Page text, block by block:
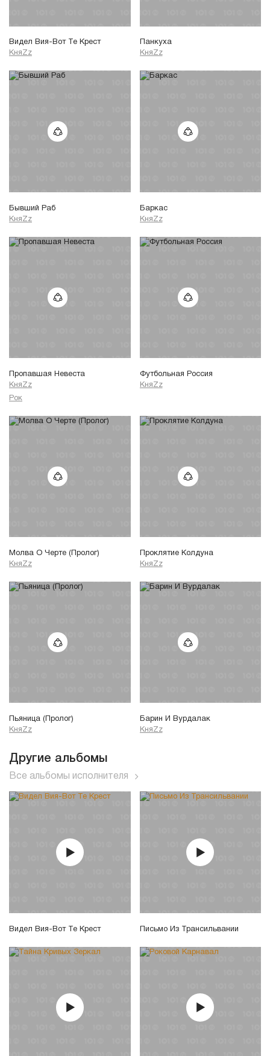
Видел Вия-Вот Те Крест
КняZz
Панкуха
КняZz
Бывший Раб
КняZz
Баркас
КняZz
Пропавшая Невеста
КняZz
Рок
Футбольная Россия
КняZz
Молва О Черте (Пролог)
КняZz
Проклятие Колдуна
КняZz
Пьяница (Пролог)
КняZz
Барин И Вурдалак
КняZz
Другие альбомы
Все альбомы исполнителя
Видел Вия-Вот Те Крест Письмо Из Трансильвании